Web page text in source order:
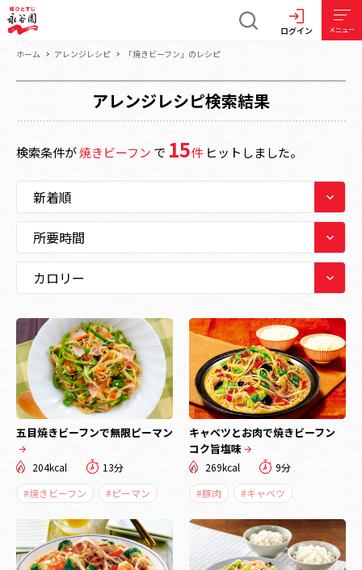
ログイン メニュー
ホーム アレンジレシピ 「焼きビーフン」のレシピ
アレンジレシピ検索結果
検索条件が焼きビーフン で 15件 ヒットしました。
五目焼きビーフンで無限ピーマン
204kcal
13分
#焼きビーフン
#ピーマン
キャベツとお肉で焼きビーフン
コク旨塩味
269kcal
9分
#豚肉
#キャベツ